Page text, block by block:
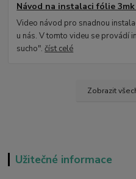
Návod na instalaci fólie
Video návod pro snadnou
u nás. V tomto videu se provádí
sucho".číst celé
Zobrazit
Užitečné informace